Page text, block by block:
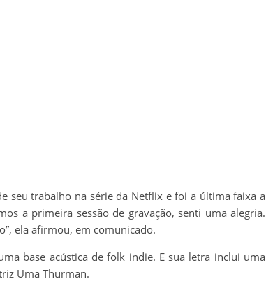
seu trabalho na série da Netflix e foi a última faixa a
a primeira sessão de gravação, senti uma alegria.
ela afirmou, em comunicado.
base acústica de folk indie. E sua letra inclui uma
Uma Thurman.